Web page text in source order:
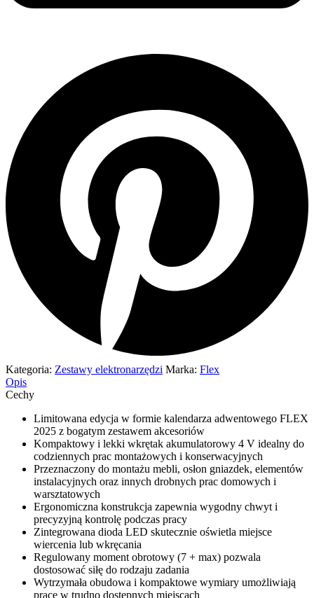
Kategoria: Zestawy elektronarzędzi Marka: Flex
Opis
Cechy
Limitowana edycja w formie kalendarza adwentowego FLEX
2025 z bogatym zestawem akcesoriów
Kompaktowy i lekki wkrętak akumulatorowy 4 V idealny do
codziennych prac montażowych i konserwacyjnych
Przeznaczony do montażu mebli, osłon gniazdek, elementów
instalacyjnych oraz innych drobnych prac domowych i
warsztatowych
Ergonomiczna konstrukcja zapewnia wygodny chwyt i
precyzyjną kontrolę podczas pracy
Zintegrowana dioda LED skutecznie oświetla miejsce
wiercenia lub wkręcania
Regulowany moment obrotowy (7 + max) pozwala
dostosować siłę do rodzaju zadania
Wytrzymała obudowa i kompaktowe wymiary umożliwiają
pracę w trudno dostępnych miejscach